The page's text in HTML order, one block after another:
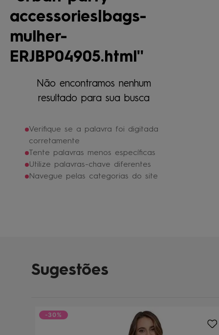
accessories|bags-
mulher-
ERJBP04905.html
Não encontramos nenhum
resultado para sua busca
Verifique se a palavra foi digitada
corretamente
Tente palavras menos específicas
Utilize palavras-chave diferentes
Navegue pelas categorias do site
Sugestões
-30%
4º
jaqueta
5º
maio
6º
oculos
7
boardshort
gorro